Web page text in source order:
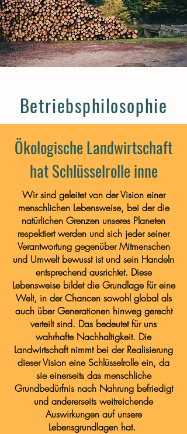
Betriebsphilosophie
Ökologische Landwirtschaft
hat Schlüsselrolle inne
Wir sind geleitet von der Vision einer
menschlichen Lebensweise, bei der die
natürlichen Grenzen unseres Planeten
respektiert werden und sich jeder seiner
Verantwortung gegenüber Mitmenschen
und Umwelt bewusst ist und sein Handeln
entsprechend ausrichtet. Diese
Lebensweise bildet die Grundlage für eine
Welt, in der Chancen sowohl global als
auch über Generationen hinweg gerecht
verteilt sind. Das bedeutet für uns
wahrhafte Nachhaltigkeit. Die
Landwirtschaft nimmt bei der Realisierung
dieser Vision eine Schlüsselrolle ein, da
sie einerseits das menschliche
Grundbedürfnis nach Nahrung befriedigt
und andererseits weitreichende
Auswirkungen auf unsere
Lebensgrundlagen hat.